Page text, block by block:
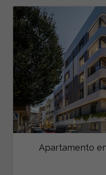
Apartamento